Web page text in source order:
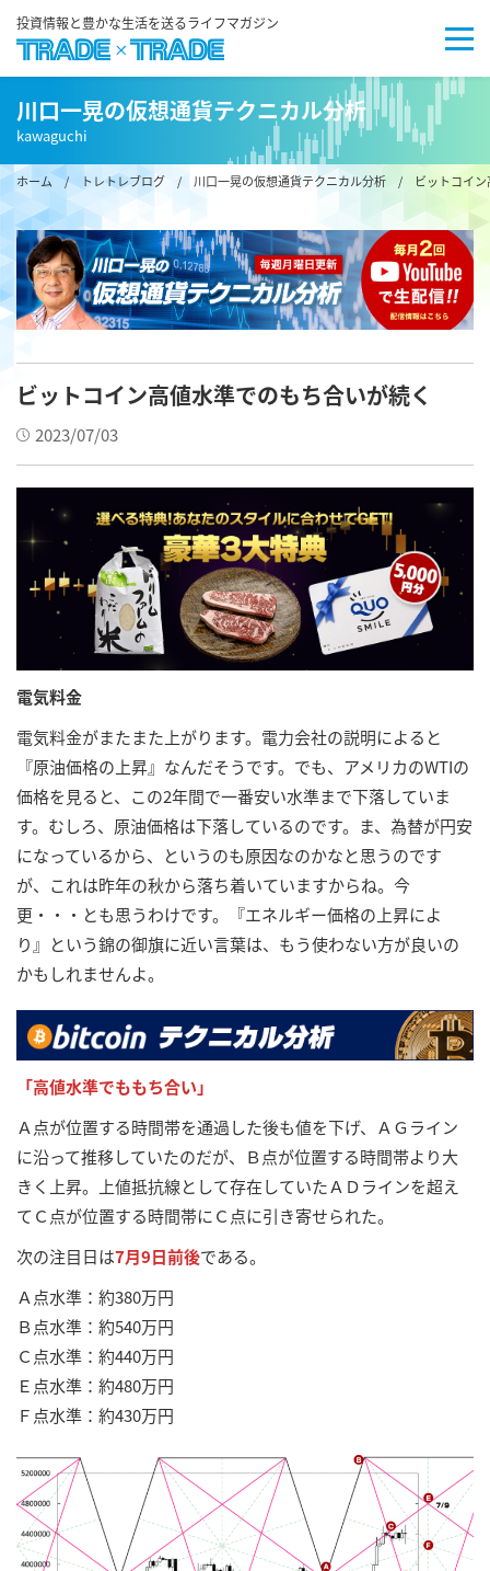
投資情報と豊かな生活を送るライフマガジン
川口一晃の仮想通貨テクニカル分析
kawaguchi
ホーム/ トレトレブログ / 川口一晃の仮想通貨テクニカル分析 / ビットコイン
ビットコイン高値水準でのもち合いが続く
2023/07/03
電気料金
電気料金がまたまた上がります。電力会社の説明によると
『原油価格の上昇』なんだそうです。でも、アメリカのWTIの
価格を見ると、この2年間で一番安い水準まで下落していま
す。むしろ、原油価格は下落しているのです。ま、為替が円安
になっているから、というのも原因なのかなと思うのです
が、これは昨年の秋から落ち着いていますからね。今
更・・・とも思うわけです。『エネルギー価格の上昇によ
り』という錦の御旗に近い言葉は、もう使わない方が良いの
かもしれませんよ。
「高値水準でももち合い」
Ａ点が位置する時間帯を通過した後も値を下げ、ＡＧライン
に沿って推移していたのだが、Ｂ点が位置する時間帯より大
きく上昇。上値抵抗線として存在していたＡＤラインを超え
てＣ点が位置する時間帯にＣ点に引き寄せられた。
次の注目日は7月9日前後である。
Ａ点水準：約380万円
Ｂ点水準：約540万円
Ｃ点水準：約440万円
Ｅ点水準：約480万円
Ｆ点水準：約430万円